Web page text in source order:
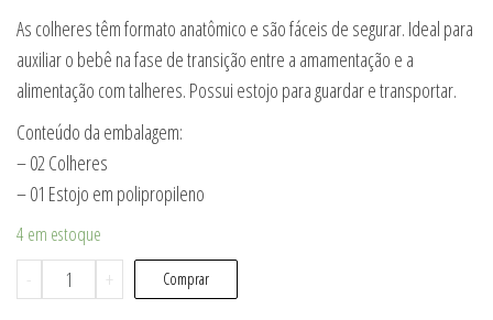
As colheres têm formato anatômico e são fáceis de segurar. Ideal para
auxiliar o bebê na fase de transição entre a amamentação e a
alimentação com talheres. Possui estojo para guardar e transportar.
Conteúdo da embalagem:
– 02 Colheres
– 01 Estojo em polipropileno
4 em estoque
-
C/2
+ Comprar